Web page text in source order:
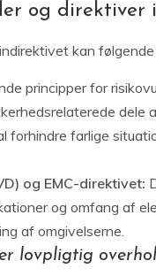
og direktiver
kan
principper for
forhindre farlige
og EMC-direktivet:
og omfang af
af omgivelserne.
lovpligtig